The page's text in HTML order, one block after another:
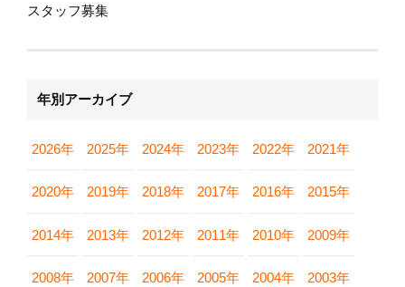
スタッフ募集
年別アーカイブ
2026年 2025年 2024年 2023年 2022年 2021年
2020年 2019年 2018年 2017年 2016年 2015年
2014年 2013年 2012年 2011年 2010年 2009年
2008年 2007年 2006年 2005年 2004年 2003年